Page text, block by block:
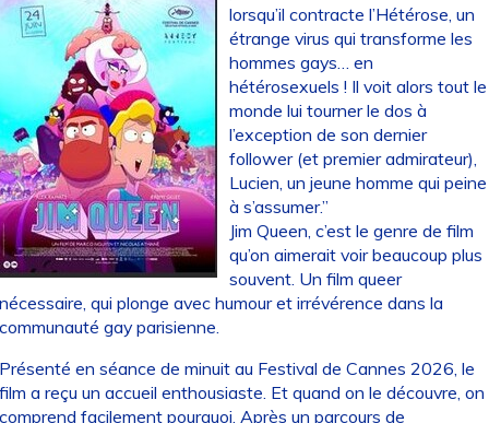
lorsqu’il contracte l’Hétérose, un
étrange virus qui transforme les
hommes gays… en
hétérosexuels ! Il voit alors tout le
monde lui tourner le dos à
l’exception de son dernier
follower (et premier admirateur),
Lucien, un jeune homme qui peine
à s’assumer.”
Jim Queen, c’est le genre de film
qu’on aimerait voir beaucoup plus
souvent. Un film queer
qui plonge avec humour et irrévérence dans la
gay parisienne.
en séance de minuit au Festival de Cannes 2026, le
a reçu un accueil enthousiaste. Et quand on le découvre, on
facilement pourquoi. Après un parcours de